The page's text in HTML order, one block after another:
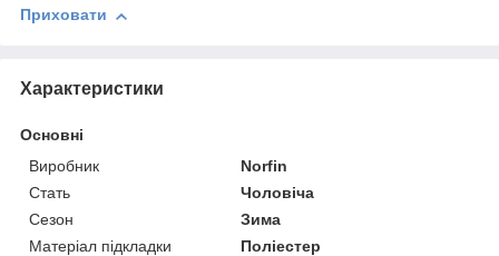
Приховати
Характеристики
Основні
Виробник
Norfin
Стать
Чоловіча
Сезон
Зима
Матеріал підкладки
Поліестер